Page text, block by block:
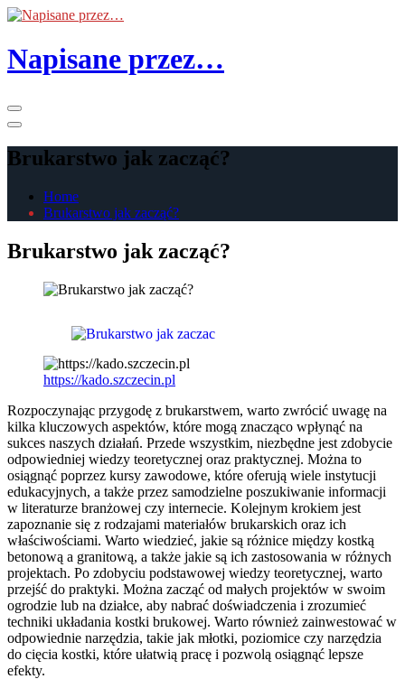
Skip
the
content
Napisane przez…
Brukarstwo jak zacząć?
Home
Brukarstwo jak zacząć?
Brukarstwo jak zacząć?
https://kado.szczecin.pl
Rozpoczynając przygodę z brukarstwem, warto zwrócić uwagę na
kilka kluczowych aspektów, które mogą znacząco wpłynąć na
sukces naszych działań. Przede wszystkim, niezbędne jest zdobycie
odpowiedniej wiedzy teoretycznej oraz praktycznej. Można to
osiągnąć poprzez kursy zawodowe, które oferują wiele instytucji
edukacyjnych, a także przez samodzielne poszukiwanie informacji
w literaturze branżowej czy internecie. Kolejnym krokiem jest
zapoznanie się z rodzajami materiałów brukarskich oraz ich
właściwościami. Warto wiedzieć, jakie są różnice między kostką
betonową a granitową, a także jakie są ich zastosowania w różnych
projektach. Po zdobyciu podstawowej wiedzy teoretycznej, warto
przejść do praktyki. Można zacząć od małych projektów w swoim
ogrodzie lub na działce, aby nabrać doświadczenia i zrozumieć
techniki układania kostki brukowej. Warto również zainwestować w
odpowiednie narzędzia, takie jak młotki, poziomice czy narzędzia
do cięcia kostki, które ułatwią pracę i pozwolą osiągnąć lepsze
efekty.